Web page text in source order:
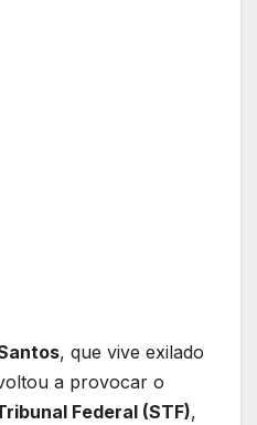
, que vive exilado
a provocar o
Federal (STF),